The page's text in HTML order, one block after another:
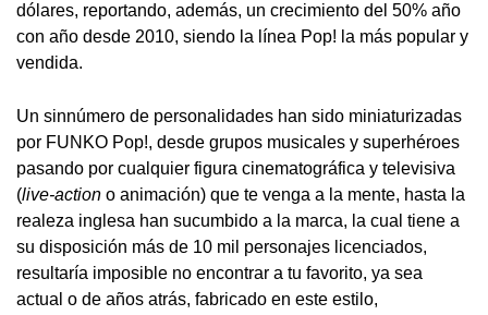
dólares, reportando, además, un crecimiento del 50% año
con año desde 2010, siendo la línea Pop! la más popular y
vendida.
Un sinnúmero de personalidades han sido miniaturizadas
por FUNKO Pop!, desde grupos musicales y superhéroes
pasando por cualquier figura cinematográfica y televisiva
(live-action o animación) que te venga a la mente, hasta la
realeza inglesa han sucumbido a la marca, la cual tiene a
su disposición más de 10 mil personajes licenciados,
resultaría imposible no encontrar a tu favorito, ya sea
actual o de años atrás, fabricado en este estilo,